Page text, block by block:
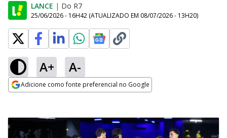
LANCE | Do R7
25/06/2026 - 16H42 (ATUALIZADO EM 08/07/2026 - 13H20)
A+ A-
Adicione como fonte preferencial no Google